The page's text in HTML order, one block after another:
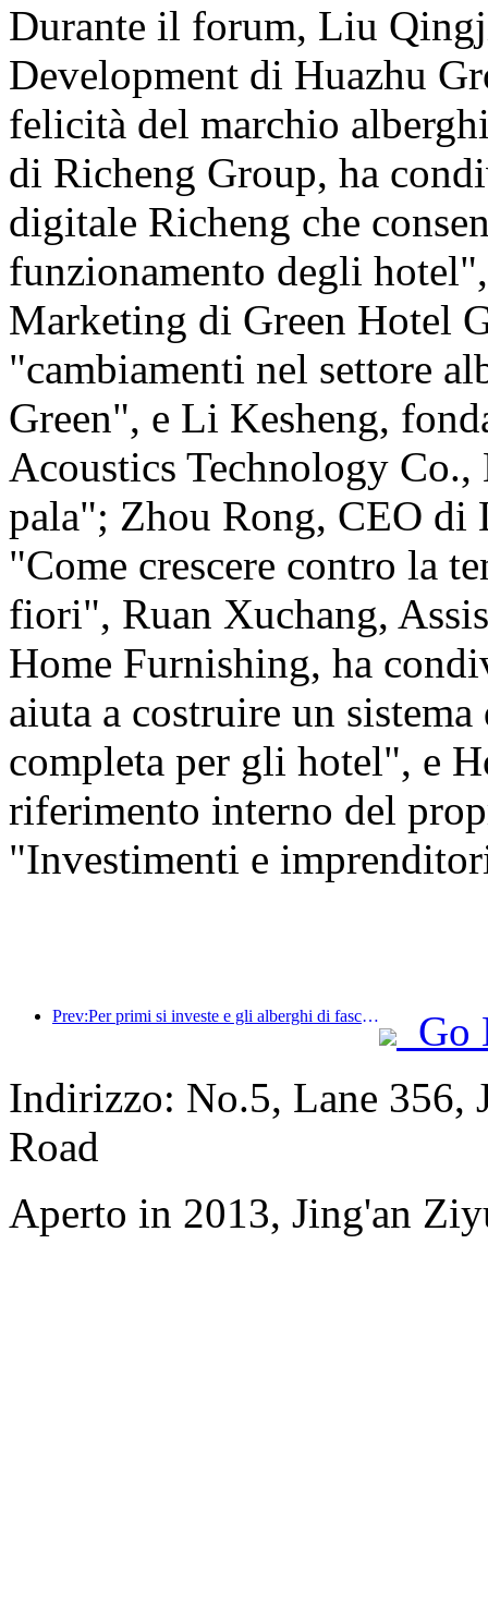
Durante il forum, Liu
Development di Huazhu
felicità del marchio
di Richeng Group, ha
digitale Richeng che
funzionamento degli
Marketing di Green Hotel
"cambiamenti nel settore
Green", e Li Kesheng,
Acoustics Technology
pala"; Zhou Rong, CEO di
"Come crescere contro la
fiori", Ruan Xuchang,
Home Furnishing, ha
aiuta a costruire un
completa per gli hotel", e
riferimento interno del
"Investimenti e
Prev:Per primi si investe e gli alberghi di fascia medio-alta hanno superato la fase di speculazione.
Go
Indirizzo: No.5, Lane 356,
Road
Aperto in 2013, Jing'an